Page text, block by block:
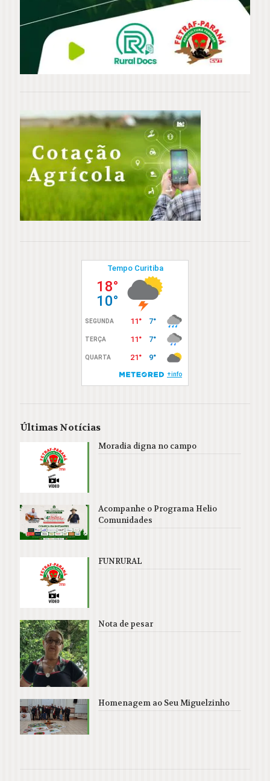
Últimas Notícias
Moradia digna no campo
Acompanhe o Programa Helio
Comunidades
FUNRURAL
Nota de pesar
Homenagem ao Seu Miguelzinho